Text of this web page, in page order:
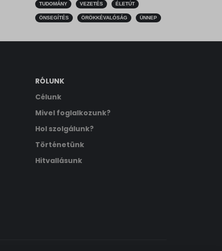
TUDOMÁNY VEZETÉS ÉLETÚT
ÖNSEGÍTÉS ÖRÖKKÉVALÓSÁG ÜNNEP
RÓLUNK
Célunk
Mivel foglalkozunk?
Hol szolgálunk?
Történetünk
Hitvallásunk